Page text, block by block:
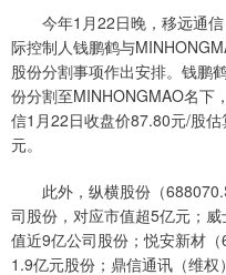
今年1月22日晚，移远通信
际控制人钱鹏鹤与
股份分割事项作出安排。钱鹏
份分割至MINHONGMAO名下
信1月22日收盘价87.80元/股
元。
此外，纵横股份（
司股份，对应市值超5亿元；
值近9亿公司股份；悦安新材
1.9亿元股份；鼎信通讯（维